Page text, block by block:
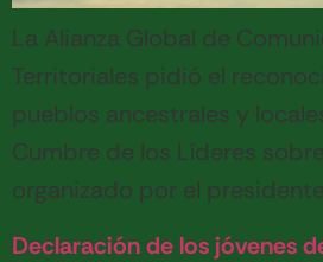
La Alianza Global de
Territoriales pidió el
pueblos ancestrales y
Cumbre de los Líderes
organizado por el
Declaración de los jóvenes